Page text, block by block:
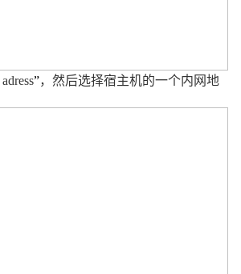
”，然后选择宿主机的一个内网地